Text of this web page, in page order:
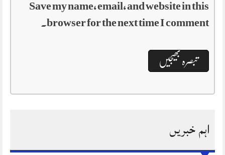
Save my name, email, and website in this
browser for the next time I comment.
اہم خبریں